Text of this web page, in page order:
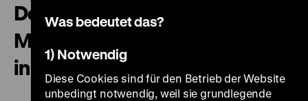
Deutsches Historisches
Museum: Deutsche Geschichte
in Bildern und Zeugnissen
Was bedeutet das?
1) Notwendig
Diese Cookies sind für den Betrieb der Website
unbedingt notwendig, weil sie grundlegende